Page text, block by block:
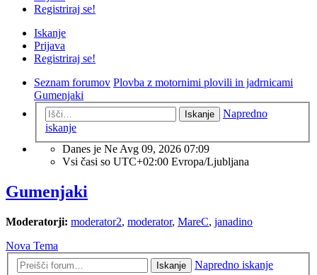
Registriraj se!
Iskanje
Prijava
Registriraj se!
Seznam forumov Plovba z motornimi plovili in jadrnicami
Gumenjaki
Iskanje
Napredno
iskanje
Danes je Ne Avg 09, 2026 07:09
Vsi časi so UTC+02:00 Evropa/Ljubljana
Gumenjaki
Moderatorji: moderator2, moderator, MareC, janadino
Nova Tema
Iskanje
Napredno iskanje